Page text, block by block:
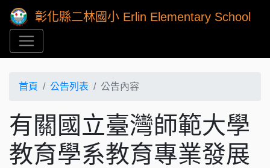
彰化縣二林國小 Erlin Elementary School
首頁 公告列表 公告內容
有關國立臺灣師範大學
教育學系教育專業發展